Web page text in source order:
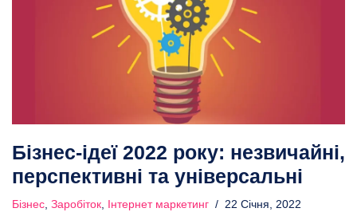
Бізнес-ідеї 2022 року: незвичайні,
перспективні та універсальні
Бізнес, Заробіток, Інтернет маркетинг 22 Січня, 2022